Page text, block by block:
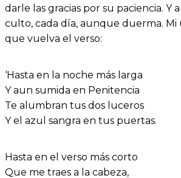
darle las gracias por su paciencia. Y
culto, cada día, aunque duerma. Mi
que vuelva el verso:
‘Hasta en la noche más larga
Y aun sumida en Penitencia
Te alumbran tus dos luceros
Y el azul sangra en tus puertas.
Hasta en el verso más corto
Que me traes a la cabeza,